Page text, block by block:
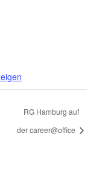
RG Hamburg auf
der career@office